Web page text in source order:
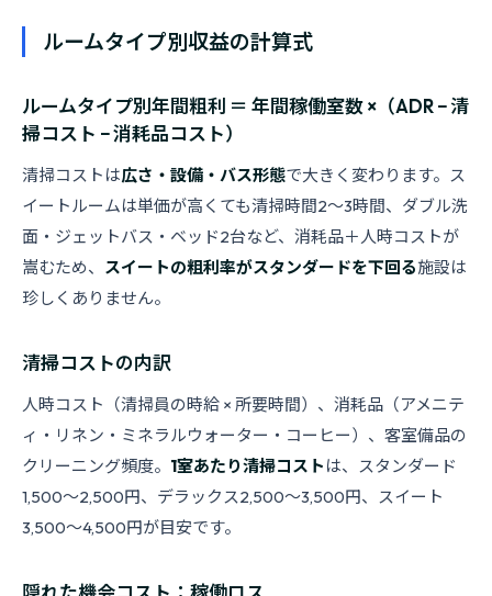
ルームタイプ別収益の計算式
ルームタイプ別年間粗利 ＝ 年間稼働室数 ×（ADR − 清
掃コスト − 消耗品コスト）
清掃コストは広さ・設備・バス形態で大きく変わります。ス
イートルームは単価が高くても清掃時間2〜3時間、ダブル洗
面・ジェットバス・ベッド2台など、消耗品＋人時コストが
嵩むため、 スイートの粗利率がスタンダードを下回る施設は
珍しくありません。
清掃コストの内訳
人時コスト（清掃員の時給 × 所要時間）、消耗品（アメニテ
ィ・リネン・ミネラルウォーター・コーヒー）、客室備品の
クリーニング頻度。 1室あたり清掃コスト は、スタンダード
1,500〜2,500円、デラックス2,500〜3,500円、スイート
3,500〜4,500円が目安です。